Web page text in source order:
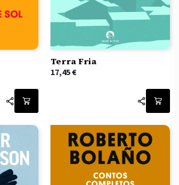
Terra Fria
17,45€